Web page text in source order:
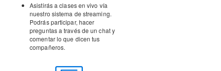
Asistirás a clases en vivo vía
nuestro sistema de streaming.
Podrás participar, hacer
preguntas a través de un chat y
comentar lo que dicen tus
compañeros.